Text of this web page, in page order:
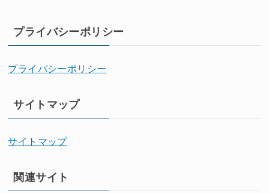
プライバシーポリシー
プライバシーポリシー
サイトマップ
サイトマップ
関連サイト